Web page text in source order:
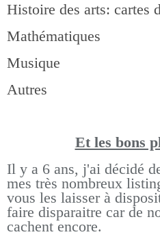
Histoire des arts: cartes
Mathématiques
Musique
Autres
Et les bons
Il y a 6 ans, j'ai décidé
mes très nombreux
vous les laisser à
faire disparaitre car de
cachent encore.